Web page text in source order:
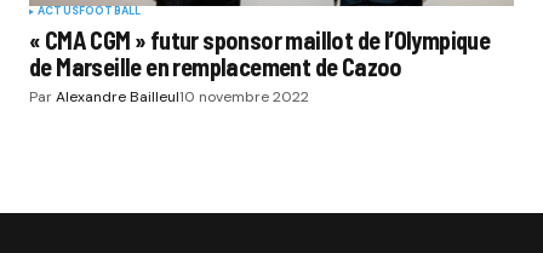
ACTUSFOOTBALL
« CMA CGM » futur sponsor maillot de l’Olympique
de Marseille en remplacement de Cazoo
ParAlexandre Bailleul10 novembre 2022